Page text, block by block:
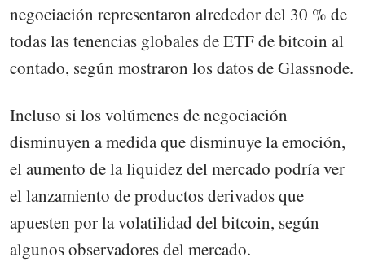
negociación representaron alrededor del 30 % de
todas las tenencias globales de ETF de bitcoin al
contado, según mostraron los datos de Glassnode.
Incluso si los volúmenes de negociación
disminuyen a medida que disminuye la emoción,
el aumento de la liquidez del mercado podría ver
el lanzamiento de productos derivados que
apuesten por la volatilidad del bitcoin, según
algunos observadores del mercado.